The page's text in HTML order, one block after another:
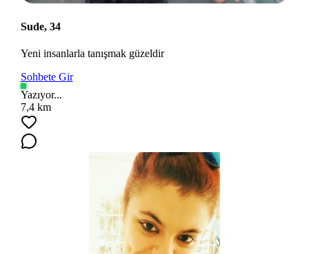
Sude, 34
Yeni insanlarla tanışmak güzeldir
Sohbete Gir
Yazıyor...
7,4 km